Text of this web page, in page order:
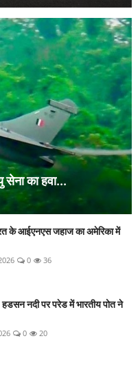
सेना का हवा...
के आईएनएस जहाज का अमेरिका में
0 36
नदी पर परेड में भारतीय पोत ने
0 20